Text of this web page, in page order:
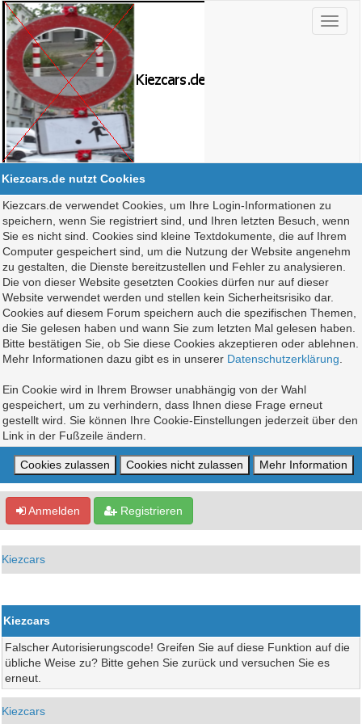
Kiezcars.de nutzt Cookies
Kiezcars.de verwendet Cookies, um Ihre Login-Informationen zu
speichern, wenn Sie registriert sind, und Ihren letzten Besuch, wenn
Sie es nicht sind. Cookies sind kleine Textdokumente, die auf Ihrem
Computer gespeichert sind, um die Nutzung der Website angenehm
zu gestalten, die Dienste bereitzustellen und Fehler zu analysieren.
Die von dieser Website gesetzten Cookies dürfen nur auf dieser
Website verwendet werden und stellen kein Sicherheitsrisiko dar.
Cookies auf diesem Forum speichern auch die spezifischen Themen,
die Sie gelesen haben und wann Sie zum letzten Mal gelesen haben.
Bitte bestätigen Sie, ob Sie diese Cookies akzeptieren oder ablehnen.
Mehr Informationen dazu gibt es in unserer Datenschutzerklärung
Ein Cookie wird in Ihrem Browser unabhängig von der Wahl
gespeichert, um zu verhindern, dass Ihnen diese Frage erneut
gestellt wird. Sie können Ihre Cookie-Einstellungen jederzeit über den
Link in der Fußzeile ändern.
Anmelden Registrieren
Kiezcars
Kiezcars
Falscher Autorisierungscode! Greifen Sie auf diese Funktion auf die
übliche Weise zu? Bitte gehen Sie zurück und versuchen Sie es
erneut.
Kiezcars